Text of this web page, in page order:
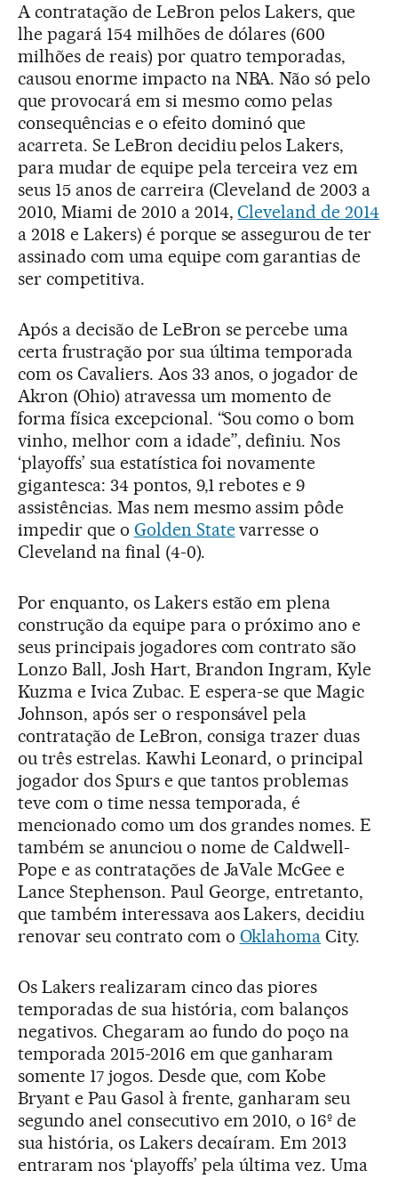
A contratação de LeBron pelos Lakers, que
lhe pagará 154 milhões de dólares (600
milhões de reais) por quatro temporadas,
causou enorme impacto na NBA. Não só pelo
que provocará em si mesmo como pelas
consequências e o efeito dominó que
acarreta. Se LeBron decidiu pelos Lakers,
para mudar de equipe pela terceira vez em
seus 15 anos de carreira (Cleveland de 2003 a
2010, Miami de 2010 a 2014,Cleveland de 2014
a 2018 e Lakers) é porque se assegurou de ter
assinado com uma equipe com garantias de
ser competitiva.
Após a decisão de LeBron se percebe uma
certa frustração por sua última temporada
com os Cavaliers. Aos 33 anos, o jogador de
Akron (Ohio) atravessa um momento de
forma física excepcional. “Sou como o bom
vinho, melhor com a idade”, definiu. Nos
‘playoffs’ sua estatística foi novamente
gigantesca: 34 pontos, 9,1 rebotes e 9
assistências. Mas nem mesmo assim pôde
impedir que o Golden Statevarresse o
Cleveland na final (4-0).
Por enquanto, os Lakers estão em plena
construção da equipe para o próximo ano e
seus principais jogadores com contrato são
Lonzo Ball, Josh Hart, Brandon Ingram, Kyle
Kuzma e Ivica Zubac. E espera-se que Magic
Johnson, após ser o responsável pela
contratação de LeBron, consiga trazer duas
ou três estrelas. Kawhi Leonard, o principal
jogador dos Spurs e que tantos problemas
teve com o time nessa temporada, é
mencionado como um dos grandes nomes. E
também se anunciou o nome de Caldwell-
Pope e as contratações de JaVale McGee e
Lance Stephenson. Paul George, entretanto,
que também interessava aos Lakers, decidiu
renovar seu contrato com o Oklahoma City.
Os Lakers realizaram cinco das piores
temporadas de sua história, com balanços
negativos. Chegaram ao fundo do poço na
temporada 2015-2016 em que ganharam
somente 17 jogos. Desde que, com Kobe
Bryant e Pau Gasol à frente, ganharam seu
segundo anel consecutivo em 2010, o 16º de
sua história, os Lakers decaíram. Em 2013
entraram nos ‘playoffs’ pela última vez. Uma